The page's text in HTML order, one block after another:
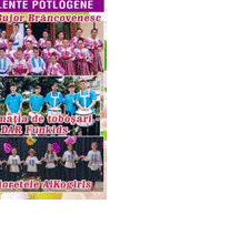
Social Democrat.
convulsiile de sus,
în Dâmbovița, PSD are o
cu oameni valoroși,
și care știu să
dilueze în acest tot
la urmă, PSD a fost un